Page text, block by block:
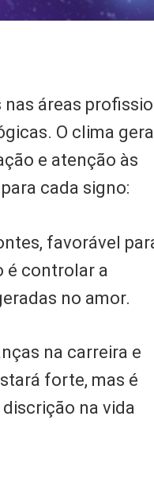
áreas
O clima
e atenção às
cada signo:
favorável
é controlar a
no amor.
na carreira e
forte, mas é
na vida